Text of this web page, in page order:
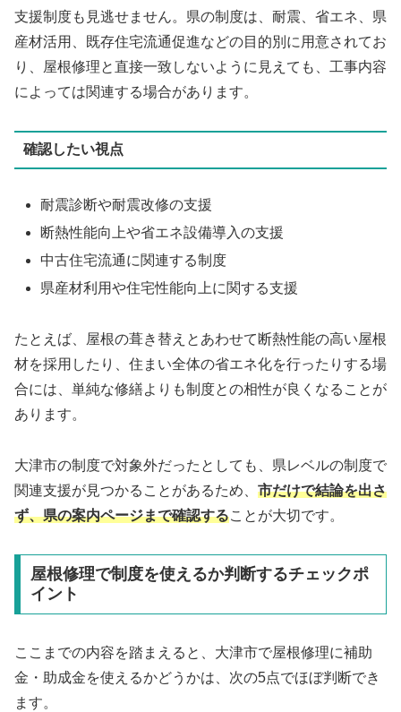
支援制度も見逃せません。県の制度は、耐震、省エネ、県
産材活用、既存住宅流通促進などの目的別に用意されてお
り、屋根修理と直接一致しないように見えても、工事内容
によっては関連する場合があります。
確認したい視点
耐震診断や耐震改修の支援
断熱性能向上や省エネ設備導入の支援
中古住宅流通に関連する制度
県産材利用や住宅性能向上に関する支援
たとえば、屋根の葺き替えとあわせて断熱性能の高い屋根
材を採用したり、住まい全体の省エネ化を行ったりする場
合には、単純な修繕よりも制度との相性が良くなることが
あります。
大津市の制度で対象外だったとしても、県レベルの制度で
関連支援が見つかることがあるため、 市だけで結論を出さ
ず、県の案内ページまで確認することが大切です。
屋根修理で制度を使えるか判断するチェックポ
イント
ここまでの内容を踏まえると、大津市で屋根修理に補助
金・助成金を使えるかどうかは、次の5点でほぼ判断でき
ます。